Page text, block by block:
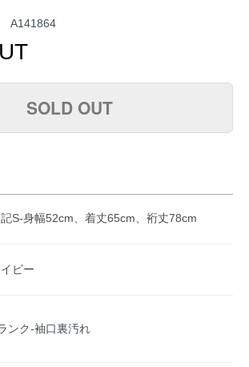
A141864
SOLD OUT
S-身幅52cm、着丈65cm、裄丈78cm
ビー
ンク-袖口裏汚れ